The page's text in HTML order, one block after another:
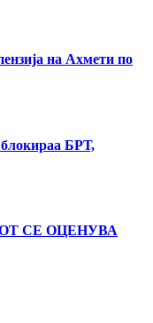
на Ахмети по
БРТ,
СЕ ОЦЕНУВА